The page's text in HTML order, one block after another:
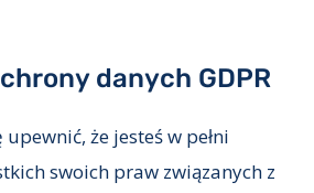
danych GDPR
że jesteś w pełni
swoich praw związanych z